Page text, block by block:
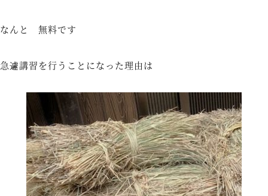
なんと 無料です
急遽講習を行うことになった理由は